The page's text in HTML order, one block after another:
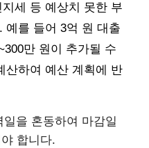
세 등 예상치 못한 부
예를 들어 3억 원 대출
만 원이 추가될 수
산하여 예산 계획에 반
일을 혼동하여 마감일
합니다.